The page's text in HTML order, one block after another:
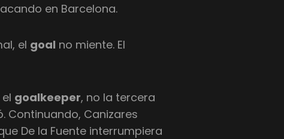
en Barcelona.
el goal no miente. El
goalkeeper, no la tercera
Continuando, Canizares
De la Fuente interrumpiera